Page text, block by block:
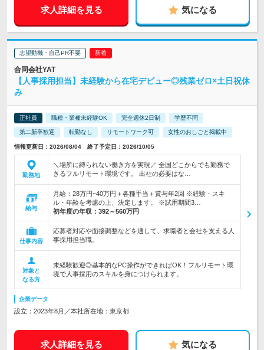
求人詳細を見る 気になる
志望動機・自己PR不要
合同会社YAT
【人事採用担当】未経験から在宅デビュー◎残業ゼロ×土日祝休
み
正社員 職種・業種未経験OK 完全週休2日制 学歴不問
第二新卒歓迎 転勤なし リモートワーク可 女性のおしごと掲載中
情報更新日：2026/08/04 終了予定日：2026/10/05
勤務地
＼場所に縛られない働き方を実現／ 全国どこからでも勤務で
きるフルリモート環境です。 出社の必要はな…
給与
月給：28万円~40万円＋各種手当＋賞与年2回 ※経験・スキ
ル・年齢を考慮の上、決定します。 ※試用期間3…
初年度の年収： 392～560万円
仕事内容
応募者対応や面接調整などを通して、求職者と会社を支える人
事採用担当職。
対象と
なる方
未経験歓迎◎基本的なPC操作ができればOK！フルリモート環
境で人事採用のスキルを身につけられます。
企業データ
設立：2023年8月／本社所在地：東京都
求人詳細を見る 気になる